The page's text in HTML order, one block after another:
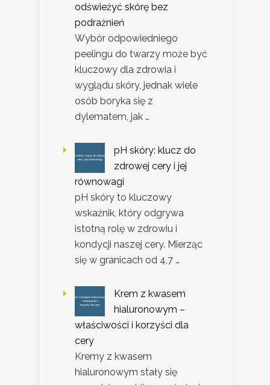
odświeżyć skórę bez
podrażnień
Wybór odpowiedniego
peelingu do twarzy może być
kluczowy dla zdrowia i
wyglądu skóry, jednak wiele
osób boryka się z
dylematem, jak …
pH skóry: klucz do
zdrowej cery i jej
równowagi
pH skóry to kluczowy
wskaźnik, który odgrywa
istotną rolę w zdrowiu i
kondycji naszej cery. Mierząc
się w granicach od 4,7 …
Krem z kwasem
hialuronowym –
właściwości i korzyści dla
cery
Kremy z kwasem
hialuronowym stały się